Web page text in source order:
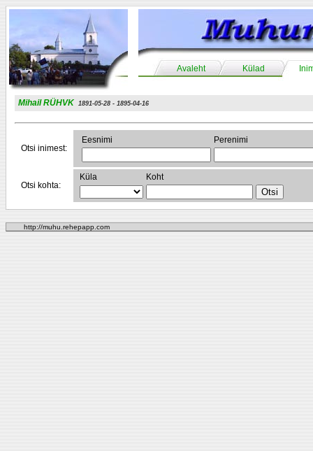
Avaleht Külad
Mihail RÜHVK 1891-05-28 - 1895-04-16
Otsi inimest:
Eesnimi Perenimi
Otsi kohta:
Küla Koht
http://muhu.rehepapp.com